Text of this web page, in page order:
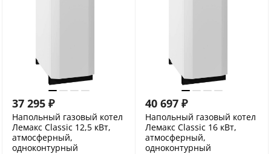
37 295 ₽
Напольный газовый котел
Лемакс Classic 12,5 кВт,
атмосферный,
одноконтурный
40 697 ₽
Напольный газовый котел
Лемакс Classic 16 кВт,
атмосферный,
одноконтурный